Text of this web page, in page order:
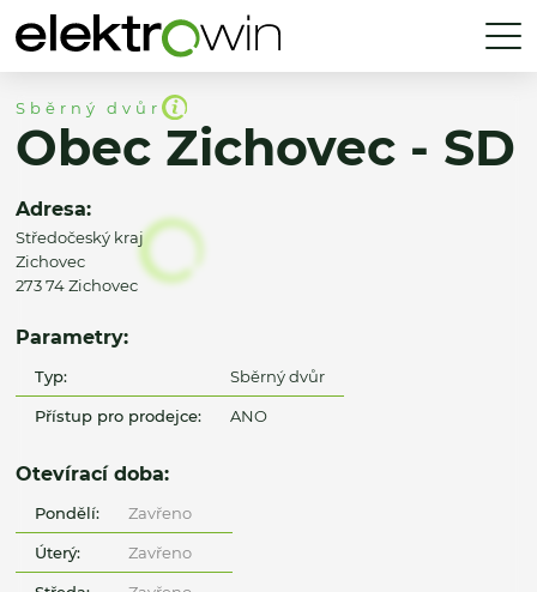
Sběrný dvůr
Obec Zichovec - SD
Adresa:
Středočeský kraj
Zichovec
273 74 Zichovec
Parametry:
Typ: Sběrný dvůr
Přístup pro prodejce: ANO
Otevírací doba:
Pondělí: Zavřeno
Úterý: Zavřeno